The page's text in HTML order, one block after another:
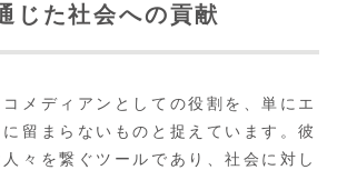
じた社会への貢献
メディアンとしての役割を、単にエ
留まらないものと捉えています。彼
々を繋ぐツールであり、社会に対し